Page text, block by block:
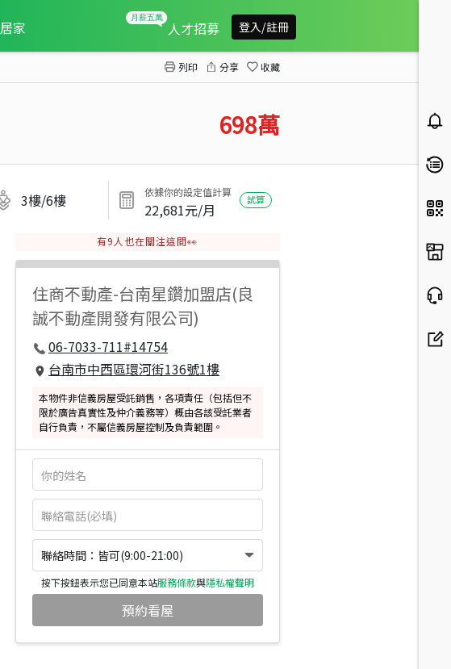
家 人才招募 登入/註冊
列印 分享 收藏
698萬
3樓/6樓 依據你的設定值計算
22,681元/月
試算
有9 人也在關注這間👀
住商不動產-台南星鑽加盟店(良
誠不動產開發有限公司)
06-7033-711#14754
台南市中西區環河街136號1樓
本物件非信義房屋受託銷售，各項責任（包括但不
限於廣告真實性及仲介義務等）概由各該受託業者
自行負責，不屬信義房屋控制及負責範圍。
聯絡時間：皆可(9:00-21:00)
按下按鈕表示您已同意本站服務條款與隱私權聲明
預約看屋